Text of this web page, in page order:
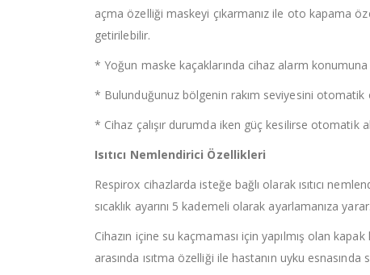
açma özelliği maskeyi çıkarmanız ile oto kapama
getirilebilir.
* Yoğun maske kaçaklarında cihaz alarm konumuna
* Bulunduğunuz bölgenin rakım seviyesini otomatik
* Cihaz çalışır durumda iken güç kesilirse otomatik
Isıtıcı Nemlendirici Özellikleri
Respirox cihazlarda isteğe bağlı olarak ısıtıcı
sıcaklık ayarını 5 kademeli olarak ayarlamanıza yarar.
Cihazın içine su kaçmaması için yapılmış olan
arasında ısıtma özelliği ile hastanın uyku